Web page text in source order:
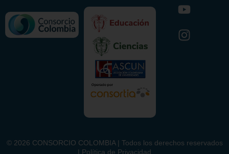
© 2026 CONSORCIO COLOMBIA | Todos los derechos reservados
| Política de Privacidad